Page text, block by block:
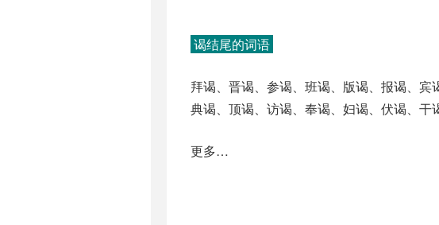
谒结尾的词语
拜谒、晋谒、参谒、班谒、版谒、报谒、
典谒、顶谒、访谒、奉谒、妇谒、伏谒、干
更多…